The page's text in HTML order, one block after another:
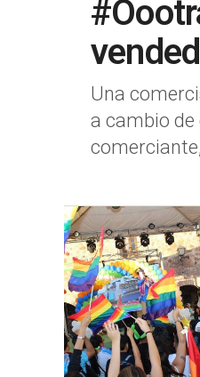
Una
a cambio